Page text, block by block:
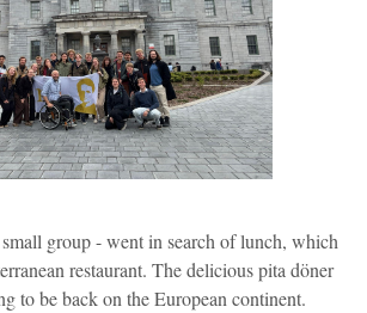
group - went in search of lunch, which
restaurant. The delicious pita döner
to be back on the European continent.